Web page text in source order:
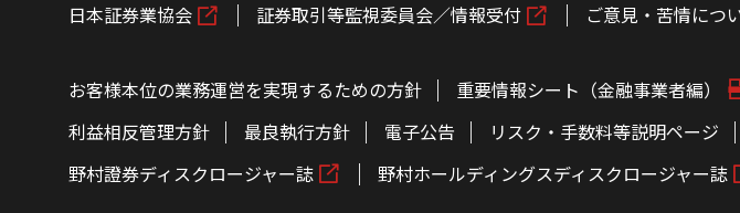
日本証券業協会 証券取引等監視委員会／情報受付 ご意見・苦情につ
お客様本位の業務運営を実現するための方針 重要情報シート（金融事業者編）
利益相反管理方針
最良執行方針 電子公告 リスク・手数料等説明ページ
野村證券ディスクロージャー誌
野村ホールディングスディスクロージャー誌